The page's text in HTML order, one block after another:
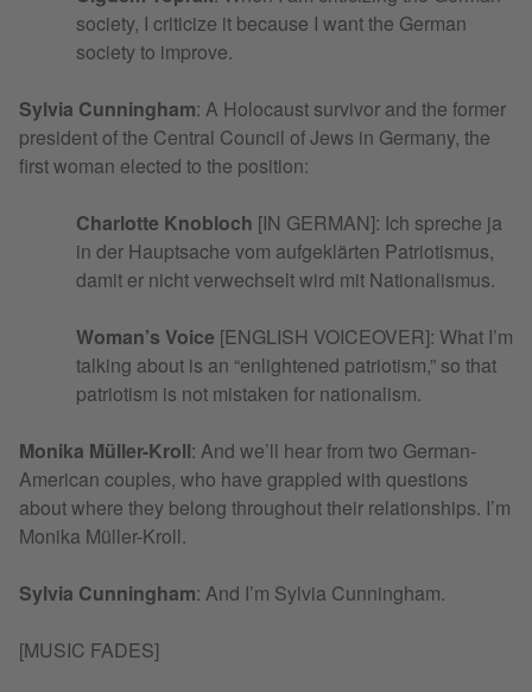
society, I criticize it because I want the German
society to improve.
Sylvia Cunningham: A Holocaust survivor and the former
president of the Central Council of Jews in Germany, the
first woman elected to the position:
Charlotte Knobloch [IN GERMAN]: Ich spreche ja
in der Hauptsache vom aufgeklärten Patriotismus,
damit er nicht verwechselt wird mit Nationalismus.
Woman’s Voice [ENGLISH VOICEOVER]: What I’m
talking about is an “enlightened patriotism,” so that
patriotism is not mistaken for nationalism.
Monika Müller-Kroll: And we’ll hear from two German-
American couples, who have grappled with questions
about where they belong throughout their relationships. I’m
Monika Müller-Kroll.
Sylvia Cunningham: And I’m Sylvia Cunningham.
[MUSIC FADES]